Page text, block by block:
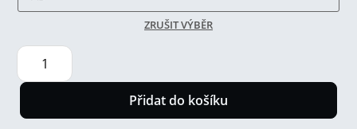
ZRUŠIT VÝBĚR
Přidat do košíku